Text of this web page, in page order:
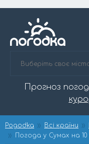
Прогноз
Pogodka Всі країни
Погода у Сумах на 10